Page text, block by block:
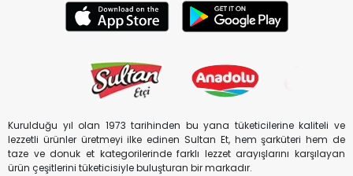
Kurulduğu yıl olan 1973 tarihinden bu yana tüketicilerine kaliteli ve
lezzetli ürünler üretmeyi ilke edinen Sultan Et, hem şarküteri hem de
taze ve donuk et kategorilerinde farklı lezzet arayışlarını karşılayan
ürün çeşitlerini tüketicisiyle buluşturan bir markadır.